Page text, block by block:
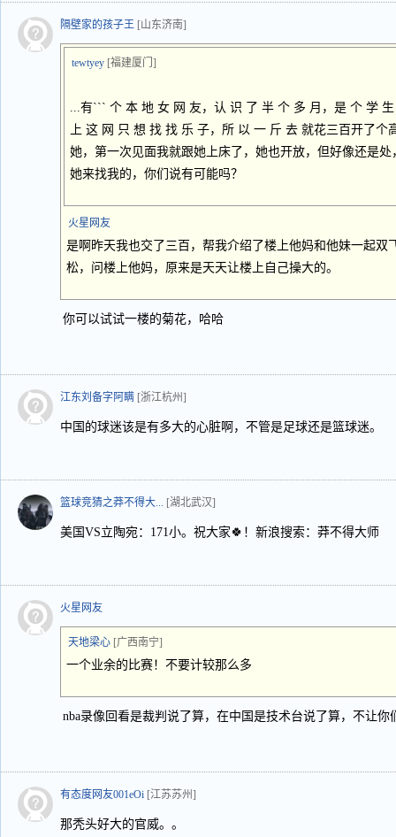
隔壁家的孩子王 [山东济南]
tewtyey [福建厦门]
...有``` 个 本 地 女 网 友，认 识 了 半 个 多 月，是 个 学
上 这 网 只 想 找 找 乐 子，所 以 一 斤 去 就花三百开了
她，第一次见面我就跟她上床了，她也开放，但好像还是
她来找我的，你们说有可能吗？
火星网友
是啊昨天我也交了三百，帮我介绍了楼上他妈和他妹一起双
松，问楼上他妈，原来是天天让楼上自己操大的。
你可以试试一楼的菊花，哈哈
江东刘备字阿瞒 [浙江杭州]
中国的球迷该是有多大的心脏啊，不管是足球还是篮球迷。
篮球竞猜之莽不得大... [湖北武汉]
美国VS立陶宛：171小。祝大家🍀！新浪搜索：莽不得大师
火星网友
天地梁心 [广西南宁]
一个业余的比赛！不要计较那么多
nba录像回看是裁判说了算，在中国是技术台说了算，不让
有态度网友001eOi [江苏苏州]
那秃头好大的官威。。